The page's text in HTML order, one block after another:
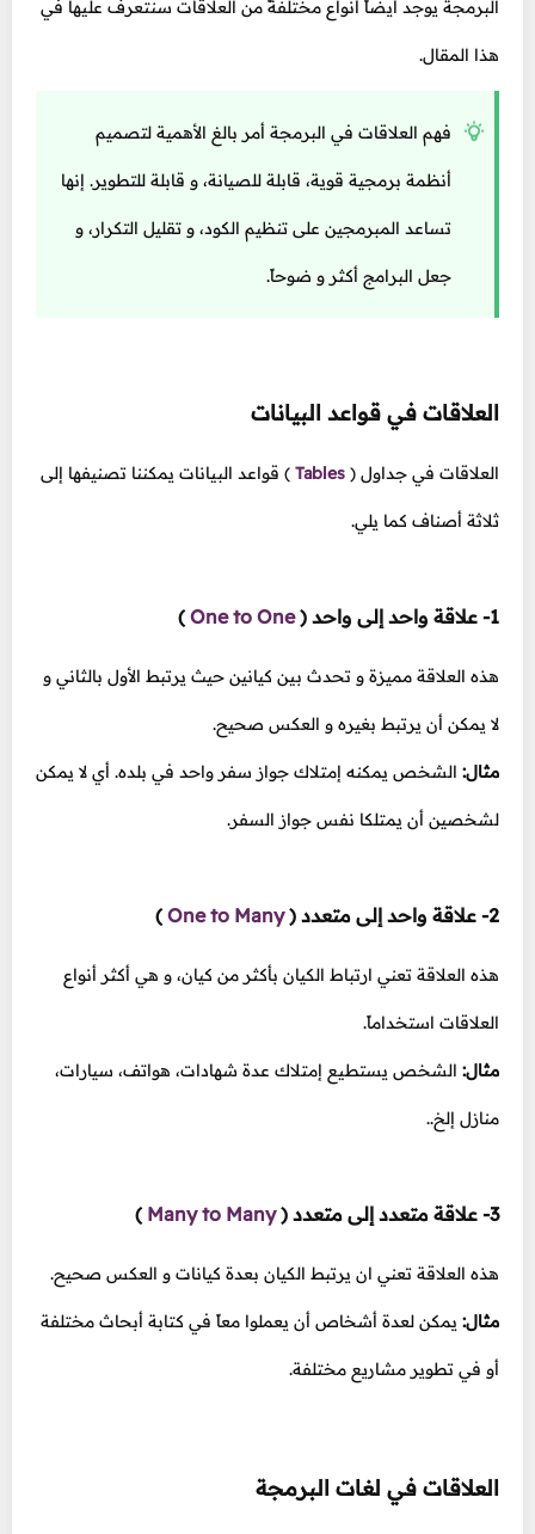
البرمجة يوجد أيضاً أنواع مختلفةً من العلاقات سنتعرف عليها في
هذا المقال.
فهم العلاقات في البرمجة أمر بالغ الأهمية لتصميم
أنظمة برمجية قوية، قابلة للصيانة، و قابلة للتطوير. إنها
تساعد المبرمجين على تنظيم الكود، و تقليل التكرار، و
جعل البرامج أكثر و ضوحاً.
العلاقات في قواعد البيانات
العلاقات في جداول (
Tables
) قواعد البيانات يمكننا تصنيفها إلى
ثلاثة أصناف كما يلي.
1- علاقة واحد إلى واحد (
One to One
)
هذه العلاقة مميزة و تحدث بين كيانين حيث يرتبط الأول بالثاني و
لا يمكن أن يرتبط بغيره و العكس صحيح.
مثال: الشخص يمكنه إمتلاك جواز سفر واحد في بلده. أي لا يمكن
لشخصين أن يمتلكا نفس جواز السفر.
2- علاقة واحد إلى متعدد (
One to Many
)
هذه العلاقة تعني ارتباط الكيان بأكثر من كيان، و هي أكثر أنواع
العلاقات استخداماً.
مثال: الشخص يستطيع إمتلاك عدة شهادات، هواتف، سيارات،
منازل إلخ..
3- علاقة متعدد إلى متعدد (
Many to Many
)
هذه العلاقة تعني ان يرتبط الكيان بعدة كيانات و العكس صحيح.
مثال: يمكن لعدة أشخاص أن يعملوا معاً في كتابة أبحاث مختلفة
أو في تطوير مشاريع مختلفة.
العلاقات في لغات البرمجة